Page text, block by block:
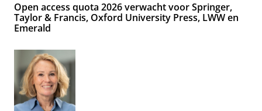
Open access quota 2026 verwacht voor Springer,
Taylor & Francis, Oxford University Press, LWW en
Emerald